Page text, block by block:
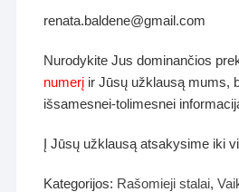
renata.baldene@gmail.com
Nurodykite Jus dominančios
numerį ir Jūsų užklausą mums,
išsamesnei-tolimesnei
Į Jūsų užklausą atsakysime iki
Kategorijos: Rašomieji stalai,